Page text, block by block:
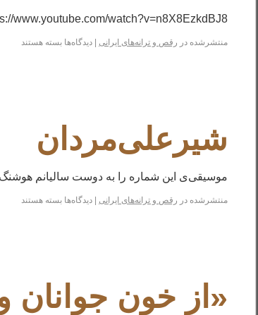
www.youtube.com/watch?v=n8X8EzkdBJ8
منتشرشده در رقص و ترانه‌های ایرانی دیدگاه‌ها بسته هستند
شیرعلی‌مردان
موسیقی‌ی این شماره را به دوست سالیانم
منتشرشده در رقص و ترانه‌های ایرانی دیدگاه‌ها بسته هستند
«از خون جوانان